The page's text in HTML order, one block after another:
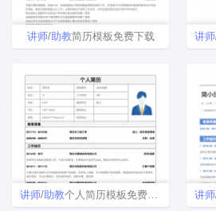
讲师/助教简历模板免费下载 讲师
讲师/助教个人简历模板免费下载 讲师